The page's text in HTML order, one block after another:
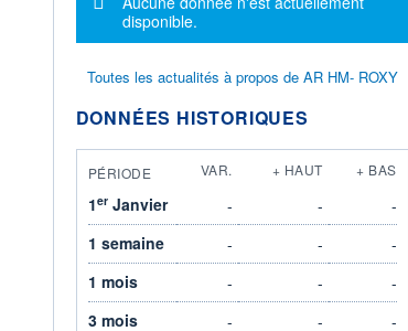
disponible.
Toutes les actualités à propos de AR HM- ROXY
DONNÉES HISTORIQUES
PÉRIODE VAR. + HAUT + BAS
1erJanvier - -
-
1 semaine
- -
-
1 mois
- -
-
3 mois
- -
-